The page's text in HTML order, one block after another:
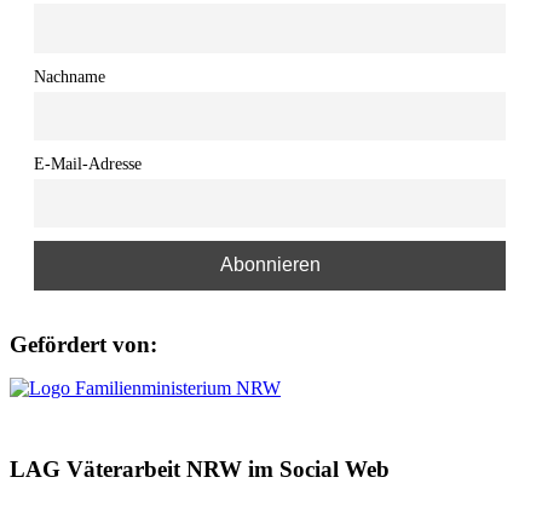
Nachname
E-Mail-Adresse
Gefördert von:
LAG Väterarbeit NRW im Social Web